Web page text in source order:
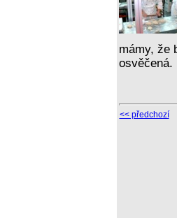
mámy, že
osvěčená.
<< předchozí